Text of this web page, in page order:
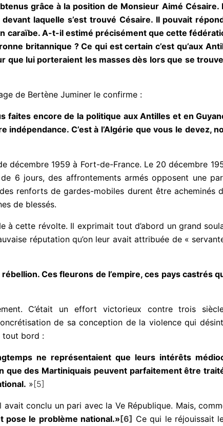
grâce à la position de Monsieur Aimé Césaire.
laquelle s’est trouvé Césaire. Il pouvait
caraïbe. A-t-il estimé précisément que cette
britannique ? Ce qui est certain c’est qu’aux
que lui porteraient les masses dès lors que se
de Bertène Juminer le confirme :
encore de la politique aux Antilles et en
C’est à l’Algérie que vous le devez,
1959 à Fort-de-France. Le 20 décembre
6 jours, des affrontements armés opposent une
renforts de gardes-mobiles durent être acheminés
de blessés.
à cette révolte. Il exprimait tout d’abord un grand
réputation qu’on leur avait attribuée de «
Ces fleurons de l’empire, ces pays castrés
C’était un effort victorieux contre trois
de sa conception de la violence qui
tout bord :
ne représentaient que leurs intérêts
des Martiniquais peuvent parfaitement être
»[5]
conclu un pari avec la Ve République. Mais,
pose le problème national.»[6] Ce qui le réjouissait